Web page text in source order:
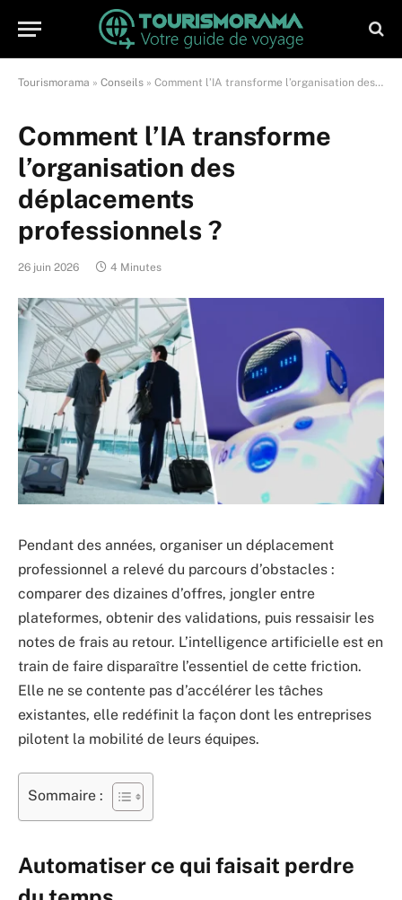
Tourismorama » Conseils » Comment l’IA transforme l’organisation des déplacements professionnels ?
Comment l’IA transforme
l’organisation des
déplacements
professionnels ?
26 juin 2026 4 Minutes
Pendant des années, organiser un déplacement
professionnel a relevé du parcours d’obstacles :
comparer des dizaines d’offres, jongler entre
plateformes, obtenir des validations, puis ressaisir les
notes de frais au retour. L’intelligence artificielle est en
train de faire disparaître l’essentiel de cette friction.
Elle ne se contente pas d’accélérer les tâches
existantes, elle redéfinit la façon dont les entreprises
pilotent la mobilité de leurs équipes.
Sommaire :
Automatiser ce qui faisait perdre